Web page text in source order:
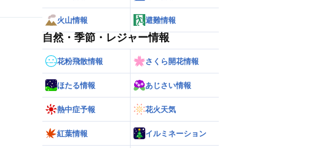
火山情報 避難情報
自然・季節・レジャー情報
花粉飛散情報 さくら開花情報
ほたる情報 あじさい情報
熱中症予報 花火天気
紅葉情報 イルミネーション